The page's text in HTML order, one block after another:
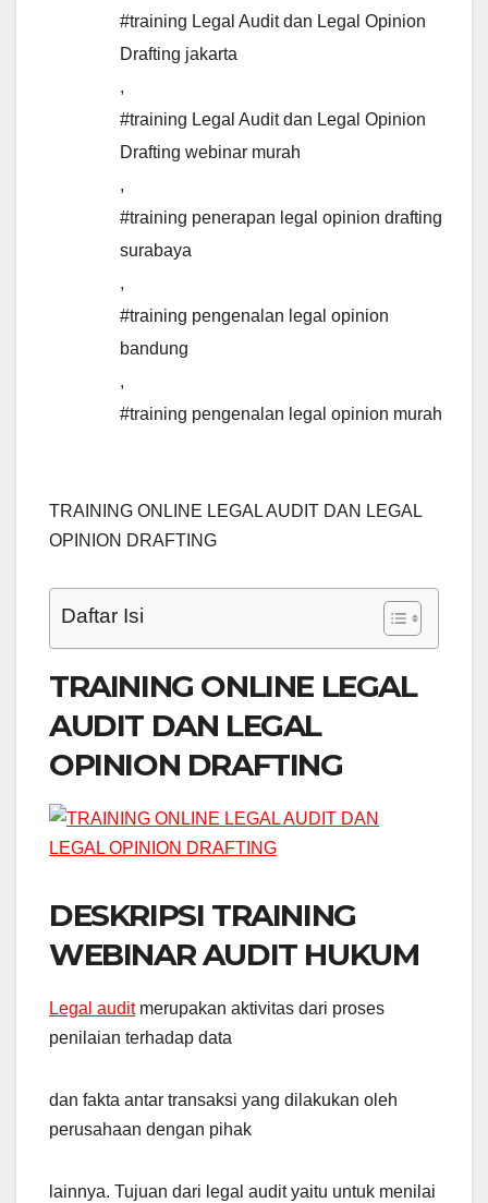
#training Legal Audit dan Legal Opinion
Drafting jakarta
,
#training Legal Audit dan Legal Opinion
Drafting webinar murah
,
#training penerapan legal opinion drafting
surabaya
,
#training pengenalan legal opinion
bandung
,
#training pengenalan legal opinion murah
TRAINING ONLINE LEGAL AUDIT DAN LEGAL
OPINION DRAFTING
Daftar Isi
TRAINING ONLINE LEGAL
AUDIT DAN LEGAL
OPINION DRAFTING
DESKRIPSI TRAINING
WEBINAR AUDIT HUKUM
Legal auditmerupakan aktivitas dari proses
penilaian terhadap data
dan fakta antar transaksi yang dilakukan oleh
perusahaan dengan pihak
lainnya. Tujuan dari legal audit yaitu untuk menilai